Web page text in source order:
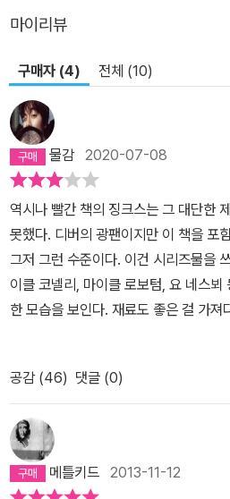
마이리뷰
구매자 (4) 전체 (10)
물감2020-07-08
역시나 빨간 책의 징크스는 그 대단한
못했다. 디버의 광팬이지만 이 책을 포
그저 그런 수준이다. 이건 시리즈물을
이클 코넬리, 마이클 로보텀, 요 네스뵈
한 모습을 보인다. 재료도 좋은 걸 가져
분을 느낀 게 한두 번이 아니다. 물론
보다야 훨씬 낫지만 워낙 기대치가 높았
무튼 재미가 없지도 않지만 그렇다고
기분으로 완독했다. 이제껏 디버 작품은
의 평을 남겼었는데, 드디어 비평을 날
정보 추출가, 일명 캘꾼이 한 경관의 가
공감 (46) 댓글 (0)
메틀키드 2013-11-12